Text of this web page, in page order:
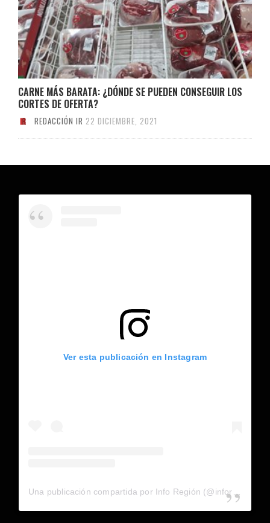
CARNE MÁS BARATA: ¿DÓNDE SE PUEDEN CONSEGUIR LOS
CORTES DE OFERTA?
REDACCIÓN IR 22 DICIEMBRE, 2021
Ver esta publicación en Instagram
Una publicación compartida por Info Región (@inforegion_redes)